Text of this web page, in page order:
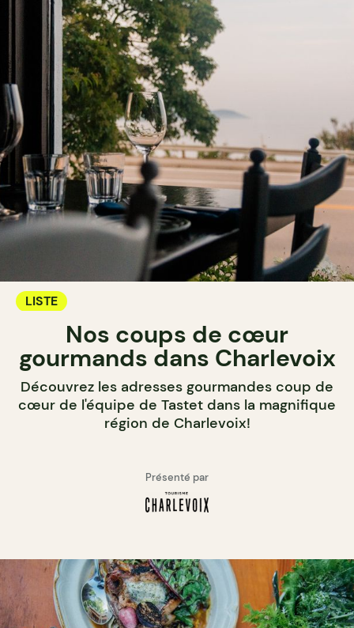
LISTE
Nos coups de cœur
gourmands dans Charlevoix
Découvrez les adresses gourmandes coup de
cœur de l'équipe de Tastet dans la magnifique
région de Charlevoix!
Présenté par